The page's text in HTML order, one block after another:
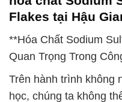
Flakes tại Hậu
**Hóa Chất Sodium
Quan Trọng Trong
Trên hành trình không
học, chúng ta không